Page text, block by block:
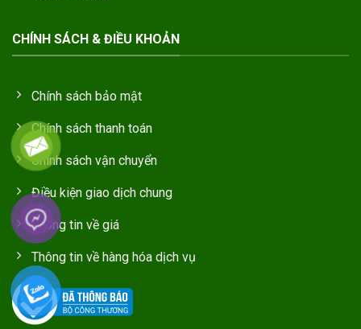
CHÍNH SÁCH & ĐIỀU KHOẢN
Chính sách bảo mật
Chính sách thanh toán
Chính sách vận chuyển
Điều kiện giao dịch chung
Thông tin về giá
Thông tin về hàng hóa dịch vụ